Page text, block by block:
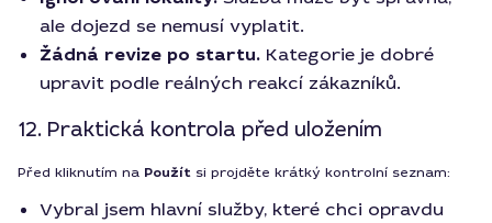
ale dojezd se nemusí vyplatit.
Žádná revize po startu. Kategorie je dobré
upravit podle reálných reakcí zákazníků.
12. Praktická kontrola před uložením
Před kliknutím na Použít si projděte krátký kontrolní seznam:
Vybral jsem hlavní služby, které chci opravdu